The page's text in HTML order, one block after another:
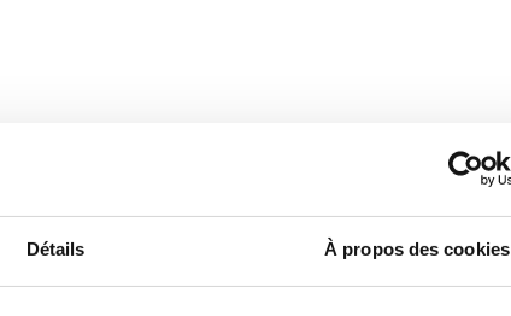
Détails À propos des cookies